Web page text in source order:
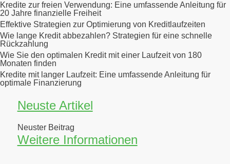
Kredite zur freien Verwendung: Eine umfassende Anleitung für
20 Jahre finanzielle Freiheit
Effektive Strategien zur Optimierung von Kreditlaufzeiten
Wie lange Kredit abbezahlen? Strategien für eine schnelle
Rückzahlung
Wie Sie den optimalen Kredit mit einer Laufzeit von 180
Monaten finden
Kredite mit langer Laufzeit: Eine umfassende Anleitung für
optimale Finanzierung
Neuste Artikel
Neuster Beitrag
Weitere Informationen